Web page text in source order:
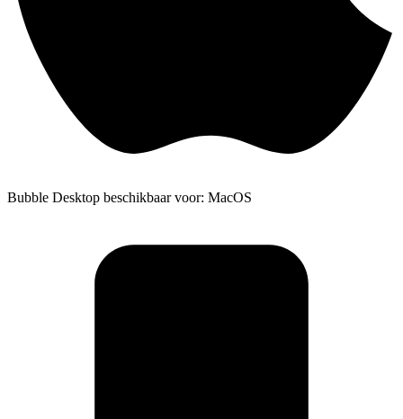
Bubble Desktop beschikbaar voor: MacOS